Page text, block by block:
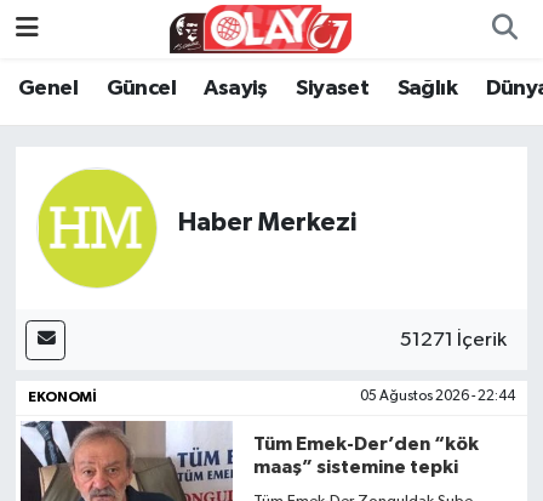
Genel Güncel Asayiş Siyaset Sağlık
Haber Merkezi
51271 İçerik
EKONOMI 05 Ağustos 2026 - 22:44
Tüm Emek-Der’den “kök
maaş” sistemine tepki
KATEGORİSİZ
Genel
Güncel
Siyaset
Sağlık
Genel
Asayiş
Siyaset
Dünya
Kültür Sanat
Zonguldak Nöbetçi Eczaneler
Zonguldak Namaz Vakitleri
Zonguldak Trafik Yoğunluk Haritası
Tüm Manşetler
Son Dakika Haberleri